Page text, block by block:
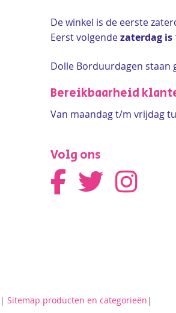
De winkel is de eerste
Eerst volgendezaterdag is
Dolle Borduurdagen staan
Bereikbaarheid
Van maandag t/m vrijdag
Volg ons
| Sitemap producten en categorieën |